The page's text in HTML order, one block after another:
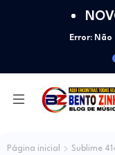
Error: Não
Página inicial Sublime